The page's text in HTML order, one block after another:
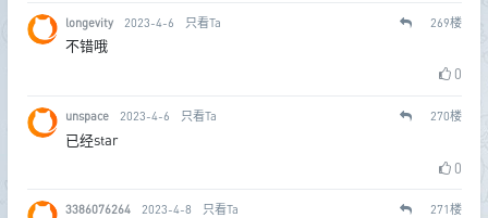
longevity 2023-4-6 只看Ta 269楼
不错哦
0
unspace 2023-4-6 只看Ta 270楼
已经star
0
3386076264 2023-4-8 只看Ta 271楼